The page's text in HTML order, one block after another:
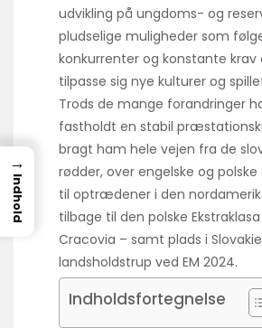
udvikling på ungdoms- og
pludselige muligheder som
konkurrenter og konstante krav
tilpasse sig nye kulturer og
Trods de mange forandringer
fastholdt en stabil
bragt ham hele vejen fra de
rødder, over engelske og
til optrædener i den
tilbage til den polske
Cracovia – samt plads i
landsholdstrup ved EM 2024.
Indholdsfortegnelse
→
Indhold